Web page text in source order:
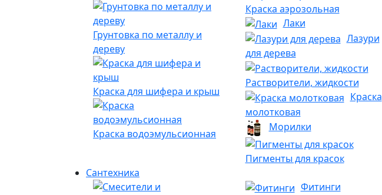
Грунтовка по металлу и
дереву
Краска для шифера и крыш
Краска водоэмульсионная
Краска аэрозольная
Лаки
Лазури
для дерева
Растворители, жидкости
Краска
молотковая
Морилки
Пигменты для красок
Сантехника
Фитинги